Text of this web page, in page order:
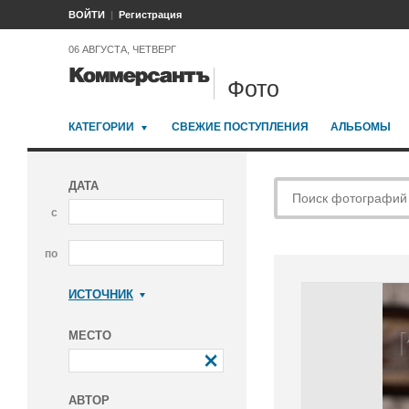
ВОЙТИ Регистрация
06 АВГУСТА, ЧЕТВЕРГ
Фото
КАТЕГОРИИ СВЕЖИЕ ПОСТУПЛЕНИЯ АЛЬБОМЫ
ДАТА
с
по
ИСТОЧНИК
МЕСТО
АВТОР